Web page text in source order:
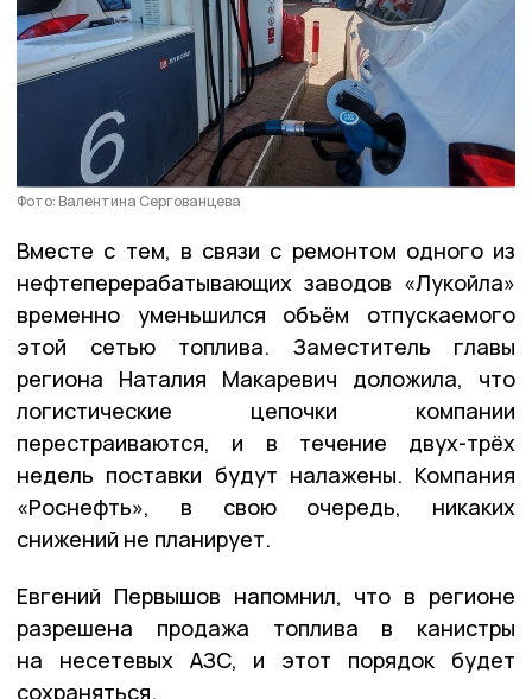
Фото: Валентина Сергованцева
Вместе с тем, в связи с ремонтом одного из
нефтеперерабатывающих заводов «Лукойла»
временно уменьшился объём отпускаемого
этой сетью топлива. Заместитель главы
региона Наталия Макаревич доложила, что
логистические цепочки компании
перестраиваются, и в течение двух-трёх
недель поставки будут налажены. Компания
«Роснефть», в свою очередь, никаких
снижений не планирует.
Евгений Первышов напомнил, что в регионе
разрешена продажа топлива в канистры
на несетевых АЗС, и этот порядок будет
сохраняться.